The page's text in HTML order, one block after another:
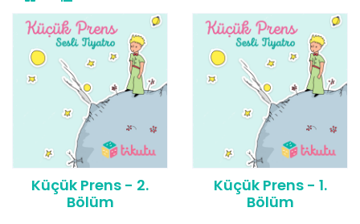
Küçük Prens - 2.
Bölüm
Küçük Prens - 1.
Bölüm